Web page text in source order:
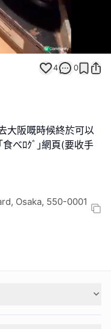
4 0
大阪嘅時候終於可以
べﾛｸﾞ｣網頁(要收手
Osaka, 550-0001